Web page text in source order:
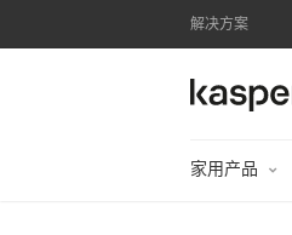
解决方案
家用产品